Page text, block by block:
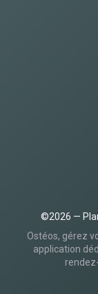
©2026 —
Ostéos, gérez
application